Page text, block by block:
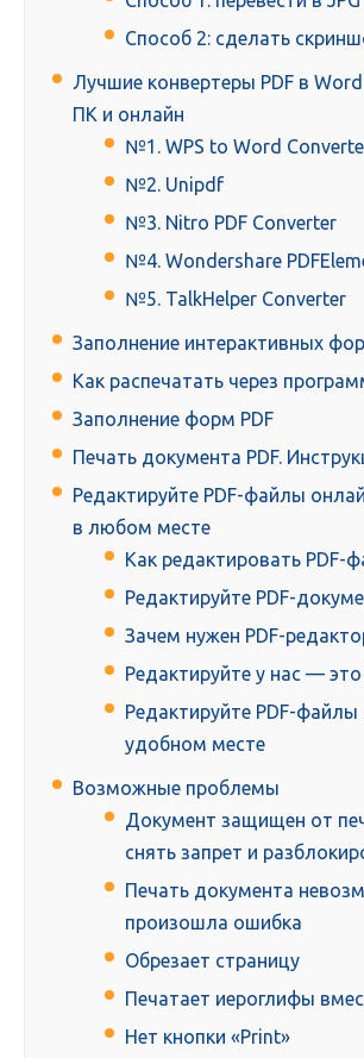
Способ 2: сделать
Лучшие конвертеры PDF в
ПК и онлайн
№1. WPS to Word
№2. Unipdf
№3. Nitro PDF Converter
№4. Wondershare
№5. TalkHelper Converter
Заполнение интерактивных
Как распечатать через
Заполнение форм PDF
Печать документа PDF.
Редактируйте PDF-файлы
в любом месте
Как редактировать PDF-
Редактируйте PDF-
Зачем нужен PDF-
Редактируйте у нас —
Редактируйте PDF-
удобном месте
Возможные проблемы
Документ защищен от
снять запрет и
Печать документа
произошла ошибка
Обрезает страницу
Печатает иероглифы
Нет кнопки «Print»